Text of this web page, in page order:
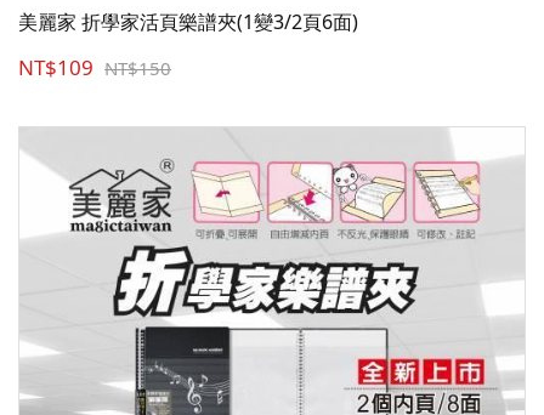
美麗家 折學家活頁樂譜夾(1變3/2頁6面)
NT$109 NT$150